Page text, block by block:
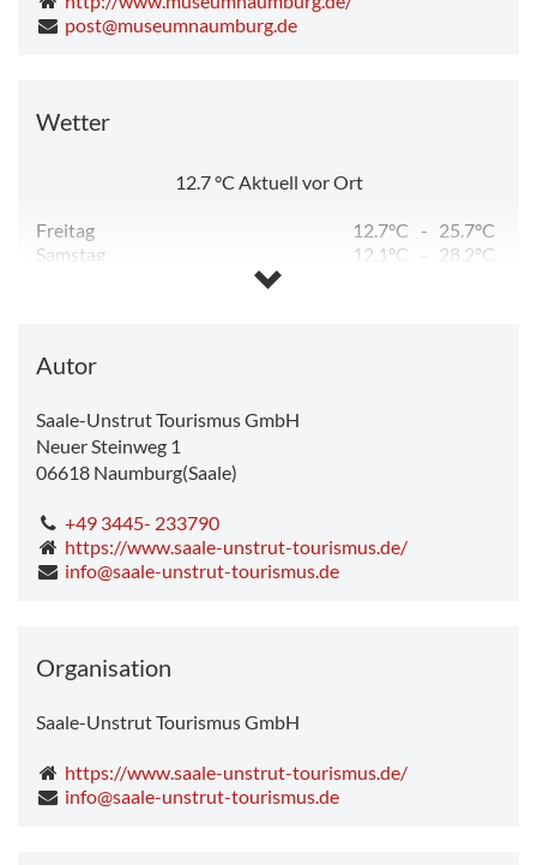
post@museumnaumburg.de
Wetter
12.7°C Aktuell vor Ort
Freitag 12.7°C - 25.7°C
Samstag
12.1°C -
28.2°C
Autor
Saale-Unstrut Tourismus GmbH
Neuer Steinweg 1
06618 Naumburg(Saale)
+49 3445- 233790
https://www.saale-unstrut-tourismus.de/
info@saale-unstrut-tourismus.de
Organisation
Saale-Unstrut Tourismus GmbH
https://www.saale-unstrut-tourismus.de/
info@saale-unstrut-tourismus.de